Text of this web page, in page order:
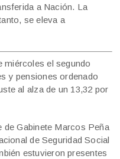
a Nación. La
se eleva a
miércoles el segundo
y pensiones ordenado
al alza de un 13,32 por
de Gabinete Marcos Peña
de Seguridad Social
estuvieron presentes